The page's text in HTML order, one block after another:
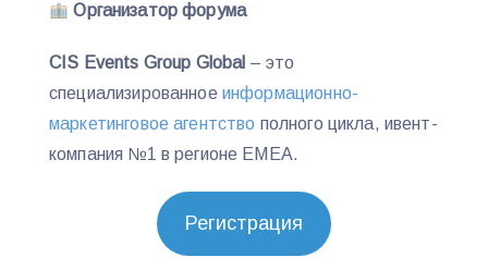
Организатор форума
CIS Events Group Global – это
специализированное информационно-
маркетинговое агентство полного цикла, ивент-
компания №1 в регионе EMEA.
Регистрация